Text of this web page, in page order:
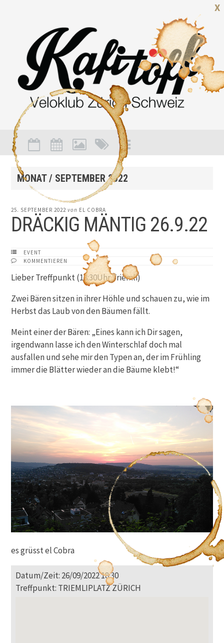
X
MONAT / SEPTEMBER 2022
25. SEPTEMBER 2022 von EL COBRA
DRÄCKIG MÄNTIG 26.9.22
EVENT
KOMMENTIEREN
Lieber Treffpunkt (18:30Uhr Triemli)
Zwei Bären sitzen in ihrer Höhle und schauen zu, wie im
Herbst das Laub von den Bäumen fällt.
Meint einer der Bären: „Eines kann ich Dir sagen,
irgendwann lasse ich den Winterschlaf doch mal
ausfallen und sehe mir den Typen an, der im Frühling
immer die Blätter wieder an die Bäume klebt!“
es grüsst el Cobra
Datum/Zeit: 26/09/2022 18:30
Treffpunkt: TRIEMLIPLATZ ZÜRICH